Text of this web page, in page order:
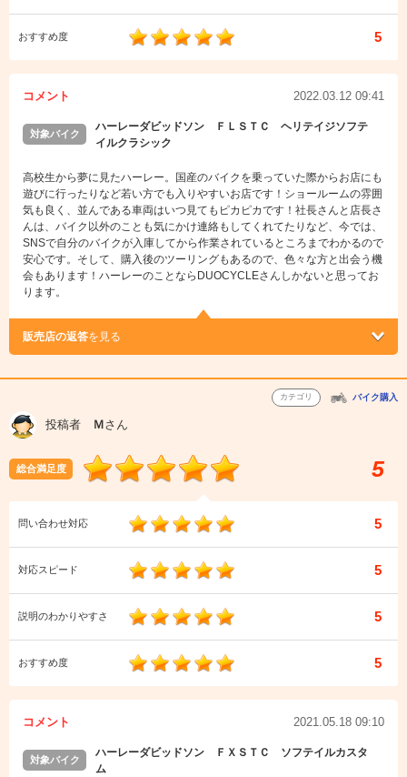
おすすめ度 5
コメント 2022.03.12 09:41
対象バイク
ハーレーダビッドソン ＦＬＳＴＣ ヘリテイジソフテ
イルクラシック
高校生から夢に見たハーレー。国産のバイクを乗っていた際からお店にも
遊びに行ったりなど若い方でも入りやすいお店です！ショールームの雰囲
気も良く、並んである車両はいつ見てもピカピカです！社長さんと店長さ
んは、バイク以外のことも気にかけ連絡もしてくれてたりなど、今では、
SNSで自分のバイクが入庫してから作業されているところまでわかるので
安心です。そして、購入後のツーリングもあるので、色々な方と出会う機
会もあります！ハーレーのことならDUOCYCLEさんしかないと思ってお
ります。
販売店の返答を見る
カテゴリ バイク購入
投稿者 Ｍさん
総合満足度 5
問い合わせ対応 5
対応スピード 5
説明のわかりやすさ 5
おすすめ度 5
コメント 2021.05.18 09:10
対象バイク
ハーレーダビッドソン ＦＸＳＴＣ ソフテイルカスタ
ム